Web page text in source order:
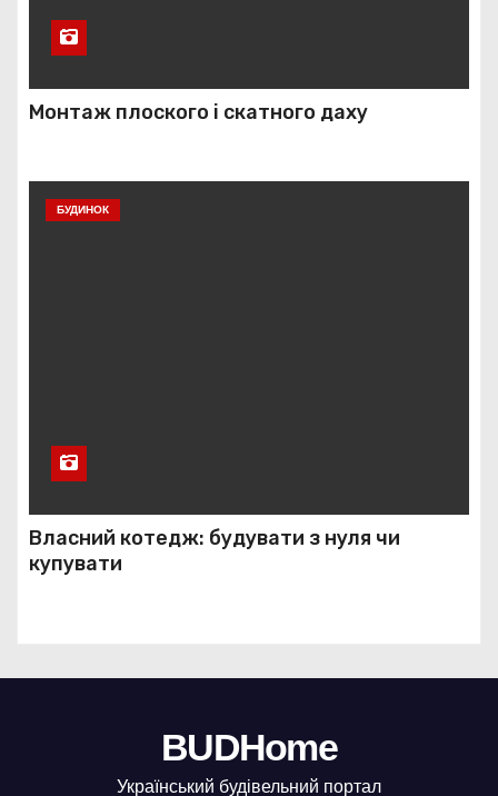
Монтаж плоского і скатного даху
БУДИНОК
Власний котедж: будувати з нуля чи
купувати
BUDHome
Український будівельний портал